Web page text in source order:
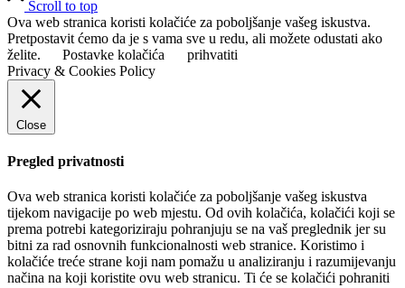
Scroll to top
Ova web stranica koristi kolačiće za poboljšanje vašeg iskustva.
Pretpostavit ćemo da je s vama sve u redu, ali možete odustati ako
želite.
Postavke kolačića
prihvatiti
Privacy & Cookies Policy
Close
Pregled privatnosti
Ova web stranica koristi kolačiće za poboljšanje vašeg iskustva
tijekom navigacije po web mjestu. Od ovih kolačića, kolačići koji se
prema potrebi kategoriziraju pohranjuju se na vaš preglednik jer su
bitni za rad osnovnih funkcionalnosti web stranice. Koristimo i
kolačiće treće strane koji nam pomažu u analiziranju i razumijevanju
načina na koji koristite ovu web stranicu. Ti će se kolačići pohraniti